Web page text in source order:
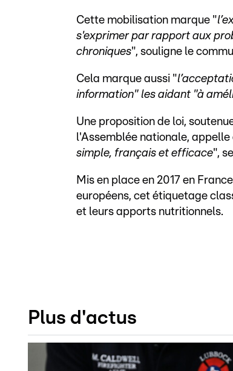
Cette mobilisation marque "
s'exprimer par rapport aux
chroniques", souligne le
Cela marque aussi "
information" les aidant "à
Une proposition de loi,
l'Assemblée nationale,
simple, français et efficace",
Mis en place en 2017 en
européens, cet étiquetage
et leurs apports nutritionnels.
Plus d'actus